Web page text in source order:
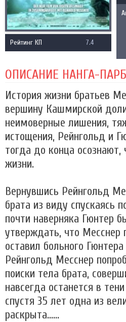
Рейтинг КП 7.4
ОПИСАНИЕ НАНГА-
История жизни братьев
вершину Кашмирской
неимоверные лишения,
истощения, Рейнгольд и
тогда до конца
жизни.
Вернувшись Рейнгольд
брата из виду спускаясь
почти наверняка Гюнтер
утверждать, что Месснер
оставил больного
Рейнгольд Месснер
поиски тела брата,
навсегда останется в
спустя 35 лет одна из
раскрыта......